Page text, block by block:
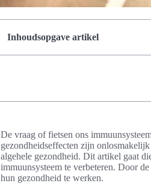
Inhoudsopgave artikel
De vraag of fietsen ons
gezondheidseffecten zijn
algehele gezondheid. Dit artikel gaat
immuunsysteem te verbeteren. Door
hun gezondheid te werken.